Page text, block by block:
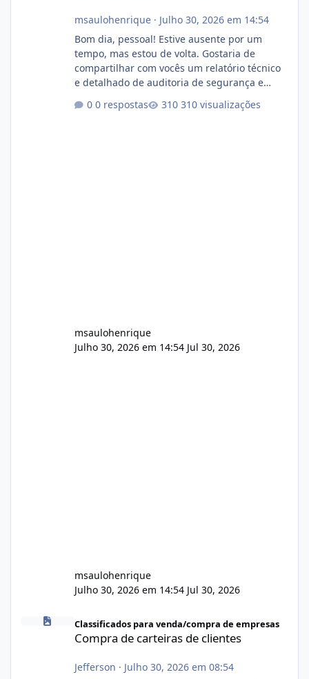
msaulohenrique· Julho 30, 2026 em 14:54
Bom dia, pessoal! Estive ausente por um
tempo, mas estou de volta. Gostaria de
compartilhar com vocês um relatório técnico
e detalhado de auditoria de segurança e
atualmente em circulação e comercialização
0 respostas 310 visualizações
msaulohenrique
Julho 30, 2026 em 14:54 Jul 30, 2026
msaulohenrique
Julho 30, 2026 em 14:54 Jul 30, 2026
Compra de carteiras de clientes
Classificados para venda/compra de empresas
Compra de carteiras de clientes
Jefferson · Julho 30, 2026 em 08:54